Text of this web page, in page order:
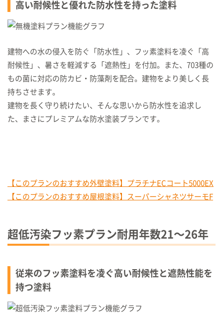
高い耐候性と優れた防水性を持った塗料
建物への水の侵入を防ぐ「防水性」、フッ素塗料を凌ぐ「高
耐候性」、暑さを軽減する「遮熱性」を付加。また、703種の
もの菌に対応の防カビ・防藻剤を配合。建物をより美しく長
持ちさせます。
建物を長く守り続けたい、そんな思いから防水性を追求し
た、まさにプレミアムな防水塗装プランです。
【このプランのおすすめ外壁塗料】プラチナECコート5000EX
【このプランのおすすめ屋根塗料】スーパーシャネツサーモF
超低汚染フッ素プラン耐用年数21〜26年
従来のフッ素塗料を凌ぐ高い耐候性と遮熱性能を
持つ塗料